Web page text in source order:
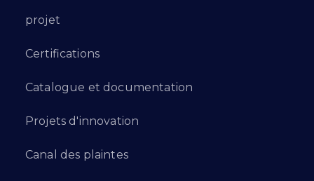
projet
Certifications
Catalogue et documentation
Projets d'innovation
Canal des plaintes